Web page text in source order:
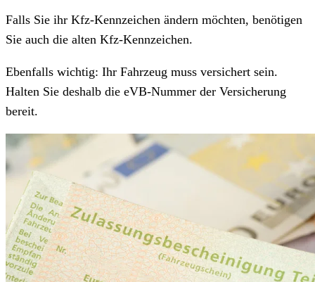
Falls Sie ihr Kfz-Kennzeichen ändern möchten, benötigen
Sie auch die alten Kfz-Kennzeichen.
Ebenfalls wichtig: Ihr Fahrzeug muss versichert sein.
Halten Sie deshalb die eVB-Nummer der Versicherung
bereit.